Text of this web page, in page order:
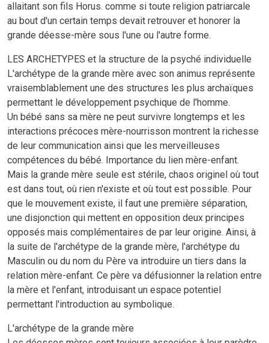
allaitant son fils Horus. comme si toute religion patriarcale
au bout d'un certain temps devait retrouver et honorer la
grande déesse-mère sous l'une ou l'autre forme.
LES ARCHETYPES et la structure de la psyché individuelle
L'archétype de la grande mère avec son animus représente
vraisemblablement une des structures les plus archaïques
permettant le développement psychique de l'homme.
Un bébé sans sa mère ne peut survivre longtemps et les
interactions précoces mère-nourrisson montrent la richesse
de leur communication ainsi que les merveilleuses
compétences du bébé. Importance du lien mère-enfant.
Mais la grande mère seule est stérile, chaos originel où tout
est dans tout, où rien n'existe et où tout est possible. Pour
que le mouvement existe, il faut une première séparation,
une disjonction qui mettent en opposition deux principes
opposés mais complémentaires de par leur origine. Ainsi, à
la suite de l'archétype de la grande mère, l'archétype du
Masculin ou du nom du Père va introduire un tiers dans la
relation mère-enfant. Ce père va défusionner la relation entre
la mère et l'enfant, introduisant un espace potentiel
permettant l'introduction au symbolique.
L'archétype de la grande mère